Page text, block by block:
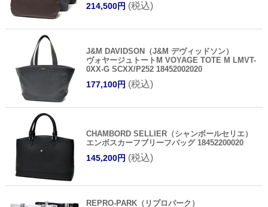
214,500円 (税込)
J&M DAVIDSON（J&M デヴィッドソン）
ヴォヤージュトートM VOYAGE TOTE M LMVT-
0XX-G SCXX/P252 18452002020
177,100円 (税込)
CHAMBORD SELLIER（シャンボールセリエ）
エンボスカーフブリーフバッグ 18452200020
145,200円 (税込)
REPRO-PARK（リプロパーク）